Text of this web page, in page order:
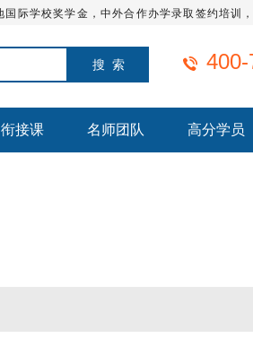
际学校奖学金，中外合作办学录取签约培训
接课 名师团队 高分学员